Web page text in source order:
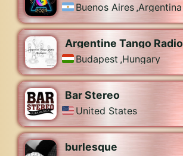
Buenos Aires ,Argentina
Argentine Tango Radio
Budapest ,Hungary
Bar Stereo
United States
burlesque